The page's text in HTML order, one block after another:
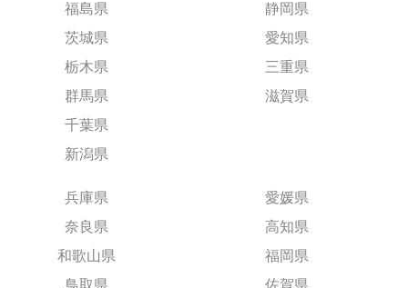
福島県
茨城県
栃木県
群馬県
千葉県
新潟県
静岡県
愛知県
三重県
滋賀県
兵庫県
奈良県
和歌山県
愛媛県
高知県
福岡県